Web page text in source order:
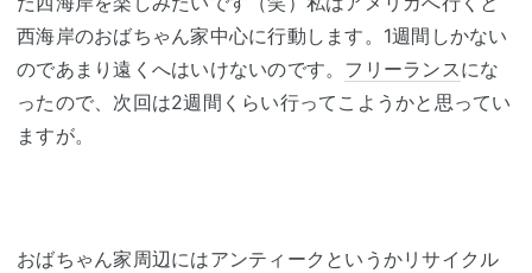
西海岸のおばちゃん家中心に行動します。1週間しかない
のであまり遠くへはいけないのです。 フリーランスにな
ったので、次回は2週間くらい行ってこようかと思ってい
ますが。
おばちゃん家周辺にはアンティークというかリサイクル